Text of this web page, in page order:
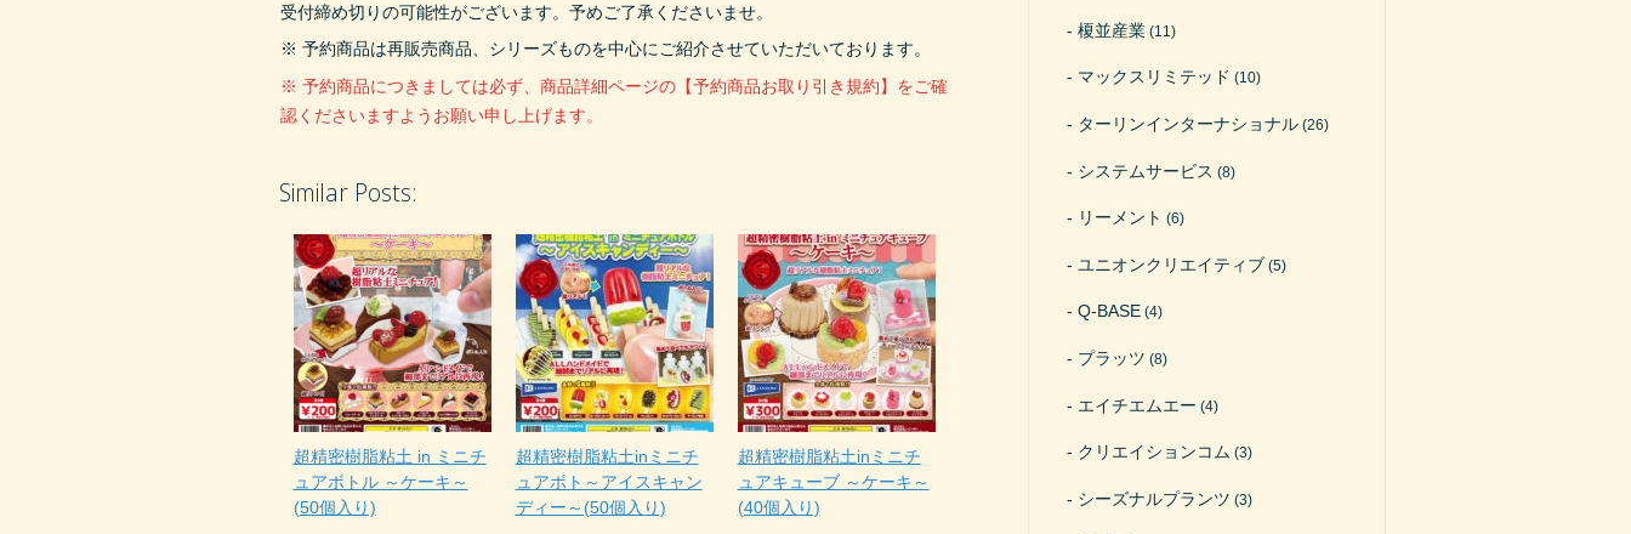
受付締め切りの可能性がございます。予めご了承くださいませ。
※ 予約商品は再販売商品、シリーズものを中心にご紹介させていただいております。
※ 予約商品につきましては必ず、商品詳細ページの【予約商品お取り引き規約】をご確
認くださいますようお願い申し上げます。
Similar Posts:
超精密樹脂粘土 in ミニチ
ュアボトル ～ケーキ～
(50個入り)
超精密樹脂粘土inミニチ
ュアボト～アイスキャン
ディー～(50個入り)
超精密樹脂粘土inミニチ
ュアキューブ ～ケーキ～
(40個入り)
榎並産業 (11)
マックスリミテッド (10)
ターリンインターナショナル (26)
システムサービス (8)
リーメント (6)
ユニオンクリエイティブ (5)
Q-BASE (4)
プラッツ (8)
エイチエムエー (4)
クリエイションコム (3)
シーズナルプランツ (3)